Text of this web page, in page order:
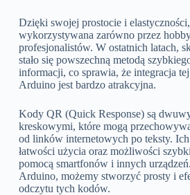
Dzięki swojej prostocie i
wykorzystywana zarówno przez
profesjonalistów. W ostatnich latach,
stało się powszechną metodą
informacji, co sprawia, że integracja
Arduino jest bardzo atrakcyjna.
Kody QR (Quick Response) są
kreskowymi, które mogą
od linków internetowych po teksty.
łatwości użycia oraz możliwości
pomocą smartfonów i innych
Arduino, możemy stworzyć prosty i
odczytu tych kodów.